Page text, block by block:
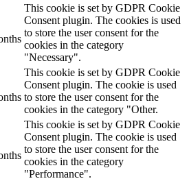
This cookie is set by GDPR Cookie
Consent plugin. The cookies is used
to store the user consent for the
cookies in the category
"Necessary".
This cookie is set by GDPR Cookie
Consent plugin. The cookie is used
to store the user consent for the
cookies in the category "Other.
This cookie is set by GDPR Cookie
Consent plugin. The cookie is used
to store the user consent for the
cookies in the category
"Performance".